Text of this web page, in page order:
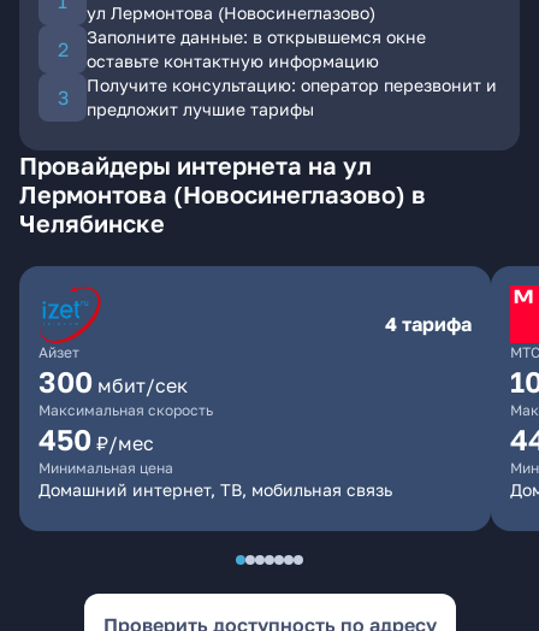
ул Лермонтова (Новосинеглазово)
Заполните данные: в открывшемся окне
оставьте контактную информацию
Получите консультацию: оператор перезвонит и
предложит лучшие тарифы
Провайдеры интернета на ул
Лермонтова (Новосинеглазово) в
Челябинске
Айзет
4 тарифа
300 мбит/сек
Максимальная скорость
450 ₽/мес
Минимальная цена
Домашний интернет, ТВ, мобильная связь
МТС
Проверить доступность по адресу